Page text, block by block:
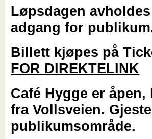
Løpsdagen
adgang for
Billett kjøpes på
FOR DIREKTELINK
Café Hygge er
fra Vollsveien.
publikumsområde.